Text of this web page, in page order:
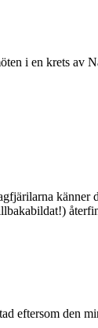
i en krets av
känner
eftersom den